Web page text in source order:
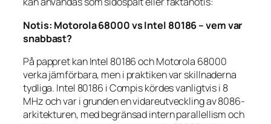
Notis: Motorola 68000 vs Intel 80186 – vem var
snabbast?
På pappret kan Intel 80186 och Motorola 68000
verka jämförbara, men i praktiken var skillnaderna
tydliga. Intel 80186 i Compis kördes vanligtvis i 8
MHz och var i grunden en vidareutveckling av 8086-
arkitekturen, med begränsad intern parallellism och